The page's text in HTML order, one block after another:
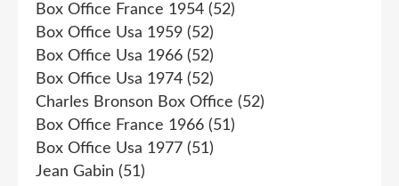
Box Office France 1954 (52)
Box Office Usa 1959 (52)
Box Office Usa 1966 (52)
Box Office Usa 1974 (52)
Charles Bronson Box Office (52)
Box Office France 1966 (51)
Box Office Usa 1977 (51)
Jean Gabin (51)